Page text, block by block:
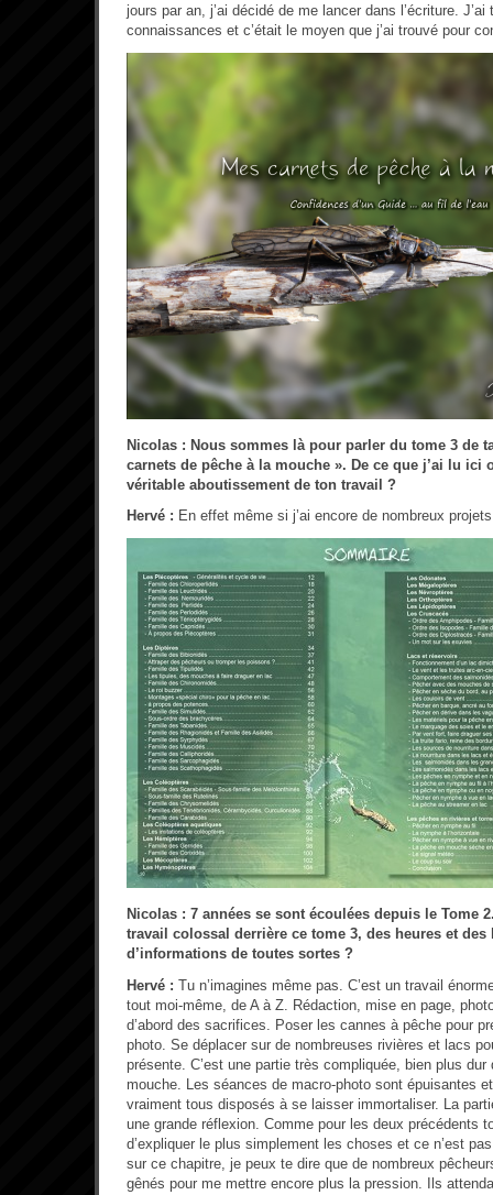
jours par an, j’ai décidé de me lancer dans l’écriture.
connaissances et c’était le moyen que j’ai trouvé pour
Nicolas : Nous sommes là pour parler du tome 3 de
carnets de pêche à la mouche ». De ce que j’ai lu ici
véritable aboutissement de ton travail ?
Hervé : En effet même si j’ai encore de nombreux
Nicolas : 7 années se sont écoulées depuis le Tome
travail colossal derrière ce tome 3, des heures et
d’informations de toutes sortes ?
Hervé : Tu n’imagines même pas. C’est un travail
tout moi-même, de A à Z. Rédaction, mise en page,
d’abord des sacrifices. Poser les cannes à pêche pour
photo. Se déplacer sur de nombreuses rivières et lacs
présente. C’est une partie très compliquée, bien plus
mouche. Les séances de macro-photo sont épuisantes
vraiment tous disposés à se laisser immortaliser. La
une grande réflexion. Comme pour les deux précédents
d’expliquer le plus simplement les choses et ce n’est
sur ce chapitre, je peux te dire que de nombreux
gênés pour me mettre encore plus la pression. Ils